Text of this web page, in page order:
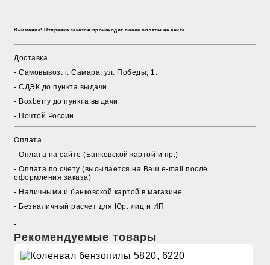
Внимание! Отправка заказов происходит после оплаты на сайте.
Доставка
- Cамовывоз: г. Самара, ул. Победы, 1.
- СДЭК до пункта выдачи
- Boxberry до пункта выдачи
- Почтой России
Оплата
- Оплата на сайте (Банковской картой и пр.)
- Оплата по счету (высылается на Ваш e-mail после
оформления заказа)
- Наличными и банковской картой в магазине
- Безналичный расчет для Юр. лиц и ИП
Рекомендуемые товары